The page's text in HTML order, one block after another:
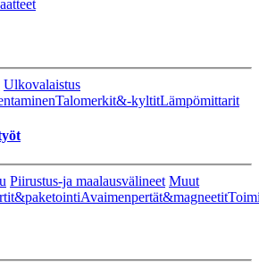
Ulkovalaistus
Talomerkit&-kyltitLämpömittarit
Piirustus-ja maalausvälineet Muut
Avaimenpertät&magneetit